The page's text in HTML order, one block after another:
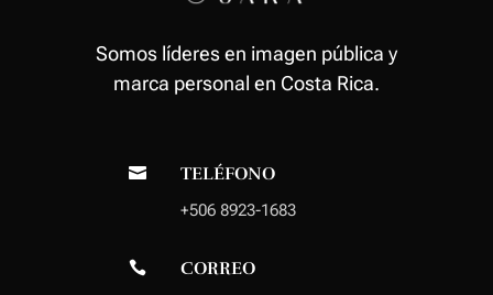
Somos líderes en imagen pública y
marca personal en Costa Rica.
 TELÉFONO
+506 8923-1683
 CORREO